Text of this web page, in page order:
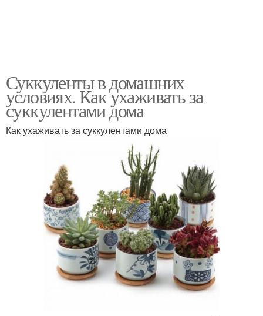
Суккуленты в домашних
условиях. Как ухаживать за
суккулентами дома
Как ухаживать за суккулентами дома